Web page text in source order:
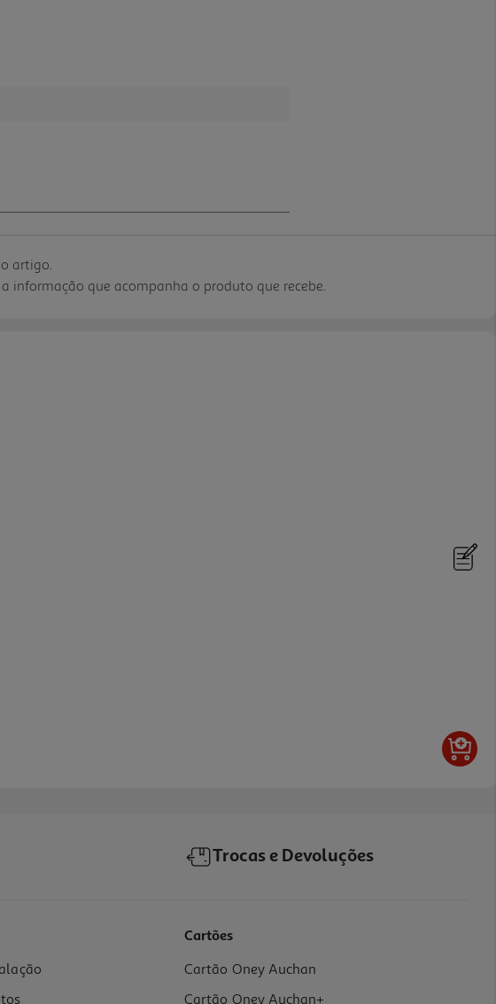
artigo.
informação que acompanha o produto que recebe.
Trocas e Devoluções
Cartões
Cartão Oney Auchan
Cartão Oney Auchan+